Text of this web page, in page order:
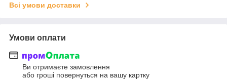
Всі умови доставки
Умови оплати
Ви отримаєте замовлення
або гроші повернуться на вашу картку